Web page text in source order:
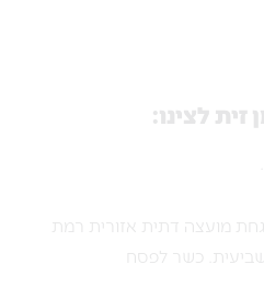
לצינו:
מועצה דתית אזורית רמת
כשר לפסח